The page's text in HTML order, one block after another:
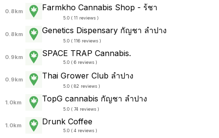
0.8km Farmkho Cannabis Shop - ร้ชา
5.0 ( 11 reviews )
0.8km Genetics Dispensary กัญชา ลำปาง
5.0 ( 116 reviews )
0.9km SPACE TRAP Cannabis.
5.0 ( 6 reviews )
0.9km Thai Grower Club ลำปาง
5.0 ( 82 reviews )
1.0km TopG cannabis กัญชา ลำปาง
5.0 ( 74 reviews )
1.0km Drunk Coffee
5.0 ( 4 reviews )